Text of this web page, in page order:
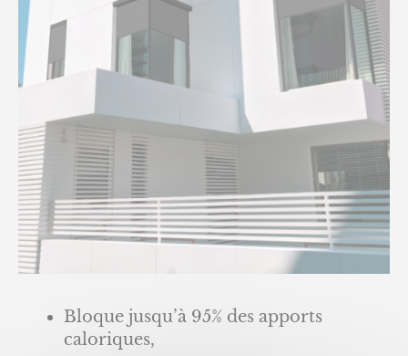
Bloque jusqu’à 95% des apports
caloriques,